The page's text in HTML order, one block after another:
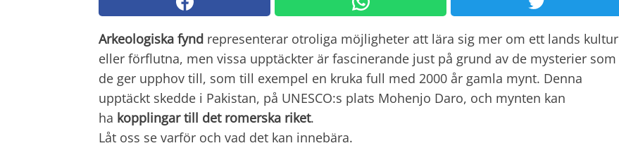
Arkeologiska fynd representerar otroliga möjligheter att lära sig mer om ett lands kultur
eller förflutna, men vissa upptäckter är fascinerande just på grund av de mysterier som
de ger upphov till, som till exempel en kruka full med 2000 år gamla mynt. Denna
upptäckt skedde i Pakistan, på UNESCO:s plats Mohenjo Daro, och mynten kan
ha kopplingar till det romerska riket.
Låt oss se varför och vad det kan innebära.